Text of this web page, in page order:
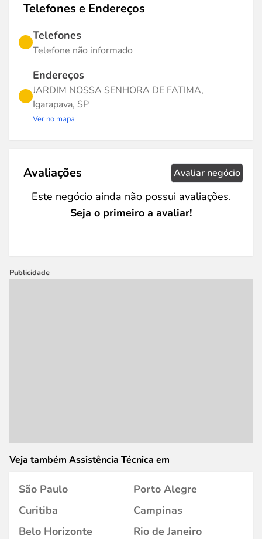
Telefones e Endereços
Telefones
Telefone não informado
Endereços
JARDIM NOSSA SENHORA DE FATIMA,
Igarapava, SP
Ver no mapa
Avaliações Avaliar negócio
Este negócio ainda não possui avaliações.
Seja o primeiro a avaliar!
Publicidade
Veja também Assistência Técnica em
São Paulo
Porto Alegre
Curitiba
Campinas
Belo Horizonte
Rio de Janeiro